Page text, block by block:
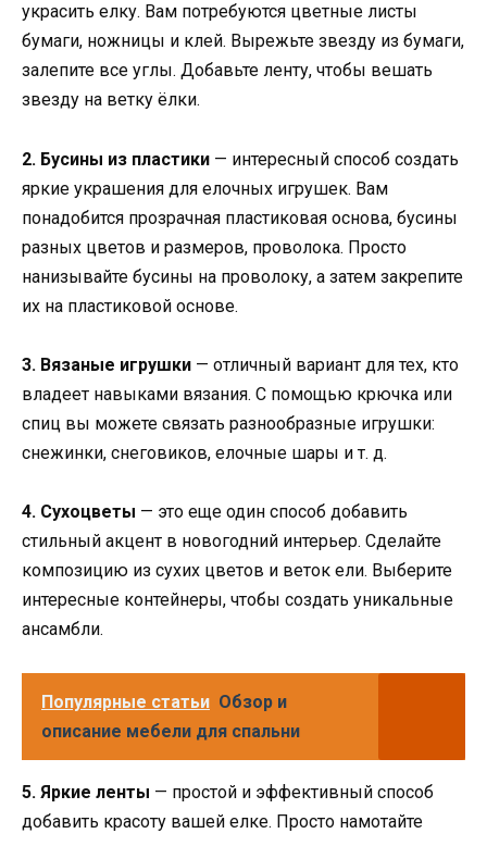
украсить елку. Вам потребуются цветные листы
бумаги, ножницы и клей. Вырежьте звезду из бумаги,
залепите все углы. Добавьте ленту, чтобы вешать
звезду на ветку ёлки.
2. Бусины из пластики — интересный способ создать
яркие украшения для елочных игрушек. Вам
понадобится прозрачная пластиковая основа, бусины
разных цветов и размеров, проволока. Просто
нанизывайте бусины на проволоку, а затем закрепите
их на пластиковой основе.
3. Вязаные игрушки — отличный вариант для тех, кто
владеет навыками вязания. С помощью крючка или
спиц вы можете связать разнообразные игрушки:
снежинки, снеговиков, елочные шары и т. д.
4. Сухоцветы — это еще один способ добавить
стильный акцент в новогодний интерьер. Сделайте
композицию из сухих цветов и веток ели. Выберите
интересные контейнеры, чтобы создать уникальные
ансамбли.
Популярные статьи Обзор и
описание мебели для спальни
5. Яркие ленты — простой и эффективный способ
добавить красоту вашей елке. Просто намотайте